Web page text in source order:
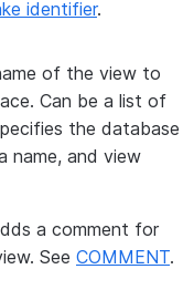
identifier.
of the view to
Can be a list of
the database
name, and view
a comment for
See COMMENT.